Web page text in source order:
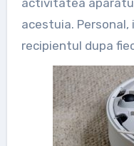
acestuia.
recipientul dupa